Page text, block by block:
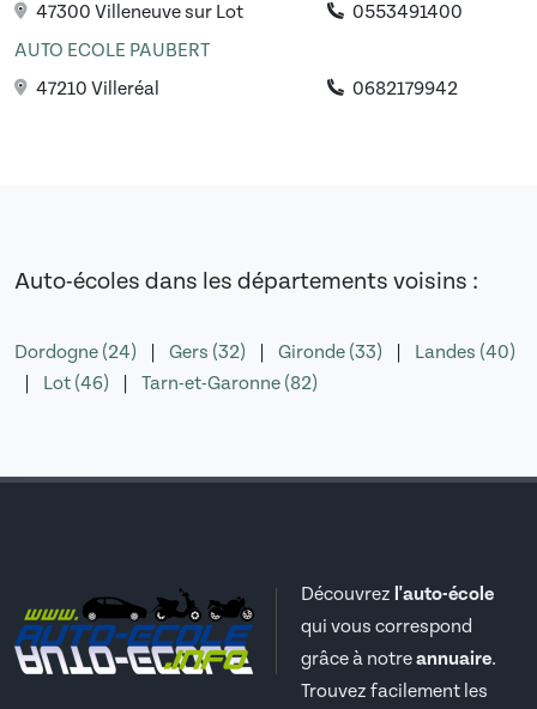
47300 Villeneuve sur Lot
0553491400
AUTO ECOLE PAUBERT
47210 Villeréal
0682179942
Auto-écoles dans les départements voisins :
Dordogne (24) Gers (32) Gironde (33)
Landes (40)
Lot (46) Tarn-et-Garonne (82)
Découvrez l'auto-école
qui vous correspond
grâce à notreannuaire.
Trouvez facilement les